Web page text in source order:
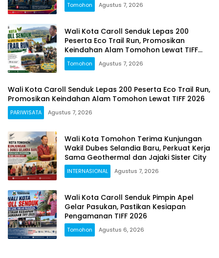
Tomohon Agustus 7, 2026
Wali Kota Caroll Senduk Lepas 200
Peserta Eco Trail Run, Promosikan
Keindahan Alam Tomohon Lewat TIFF
2026
Tomohon Agustus 7, 2026
Wali Kota Caroll Senduk Lepas 200 Peserta Eco Trail Run,
Promosikan Keindahan Alam Tomohon Lewat TIFF 2026
PARIWISATA Agustus 7, 2026
Wali Kota Tomohon Terima Kunjungan
Wakil Dubes Selandia Baru, Perkuat Kerja
Sama Geothermal dan Jajaki Sister City
INTERNASIONAL Agustus 7, 2026
Wali Kota Caroll Senduk Pimpin Apel
Gelar Pasukan, Pastikan Kesiapan
Pengamanan TIFF 2026
Tomohon Agustus 6, 2026